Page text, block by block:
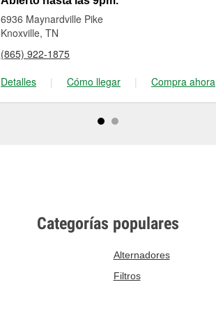
6936 Maynardville Pike
Knoxville, TN
(865) 922-1875
Detalles
| Cómo llegar | Compra ahora
Categorías populares
Alternadores
Filtros